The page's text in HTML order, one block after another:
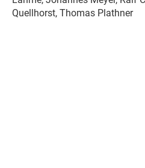
Quellhorst, Thomas Plathner